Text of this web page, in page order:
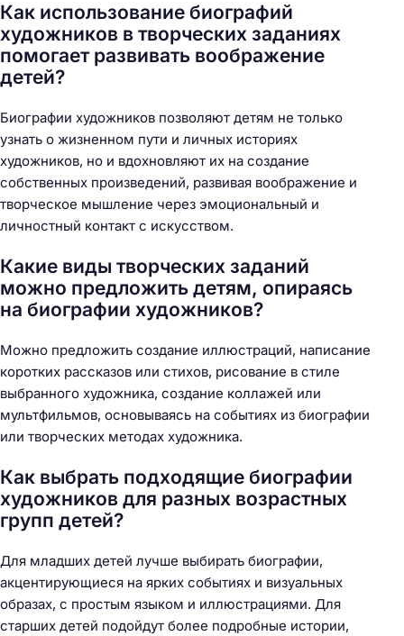
Как использование биографий
художников в творческих заданиях
помогает развивать воображение
детей?
Биографии художников позволяют детям не только
узнать о жизненном пути и личных историях
художников, но и вдохновляют их на создание
собственных произведений, развивая воображение и
творческое мышление через эмоциональный и
личностный контакт с искусством.
Какие виды творческих заданий
можно предложить детям, опираясь
на биографии художников?
Можно предложить создание иллюстраций, написание
коротких рассказов или стихов, рисование в стиле
выбранного художника, создание коллажей или
мультфильмов, основываясь на событиях из биографии
или творческих методах художника.
Как выбрать подходящие биографии
художников для разных возрастных
групп детей?
Для младших детей лучше выбирать биографии,
акцентирующиеся на ярких событиях и визуальных
образах, с простым языком и иллюстрациями. Для
старших детей подойдут более подробные истории,